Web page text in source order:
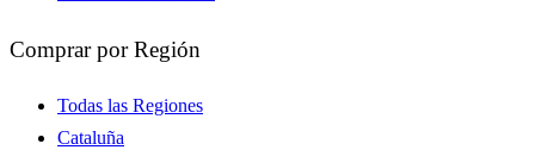
Comprar por Región
Todas las Regiones
Cataluña